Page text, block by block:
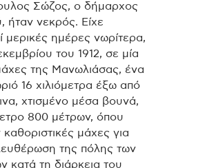
Σώζος, ο δήμαρχος
ήταν νεκρός. Είχε
μερικές ημέρες νωρίτερα,
του 1912, σε μία
της Μανωλιάσας, ένα
16 χιλιόμετρα έξω από
χτισμένο μέσα βουνά,
800 μέτρων, όπου
μάχες για
της πόλης των
κατά τη διάρκεια του